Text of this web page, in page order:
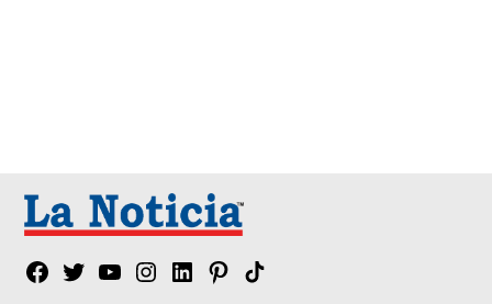
Facebook
TwitterYouTubeInstagram
LinkedinPinterest
Tik